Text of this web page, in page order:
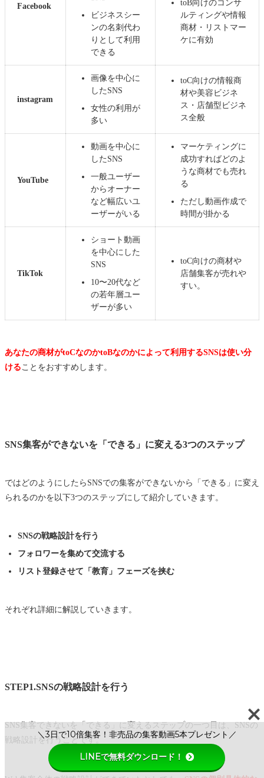
Facebook
ビジネスシー
ンの名刺代わ
りとして利用
できる
toB向けのコンサ
ルティングや情報
商材・リストマー
ケに有効
instagram
画像を中心に
したSNS
女性の利用が
多い
toC向けの情報商
材や美容ビジネ
ス・店舗型ビジネ
ス全般
YouTube
動画を中心に
したSNS
一般ユーザー
からオーナー
など幅広いユ
ーザーがいる
マーケティングに
成功すればどのよ
うな商材でも売れ
る
ただし動画作成で
時間が掛かる
TikTok
ショート動画
を中心にした
SNS
10〜20代など
の若年層ユー
ザーが多い
toC向けの商材や
店舗集客が売れや
すい。
あなたの商材がtoCなのかtoBなのかによって利用するSNSは使い分
けることをおすすめします。
SNS集客ができないを「できる」に変える3つのステップ
ではどのようにしたらSNSでの集客ができないから「できる」に変え
られるのかを以下3つのステップにして紹介していきます。
SNSの戦略設計を行う
フォロワーを集めて交流する
リスト登録させて「教育」フェーズを挟む
それぞれ詳細に解説していきます。
STEP1.SNSの戦略設計を行う
SNS集客できないを「できる」に変えるステップの一つ目は、SNSの
戦略設計を行うことです。
＼3日で10倍集客！非売品の集客動画5本プレゼント／
LINEで無料ダウンロード！